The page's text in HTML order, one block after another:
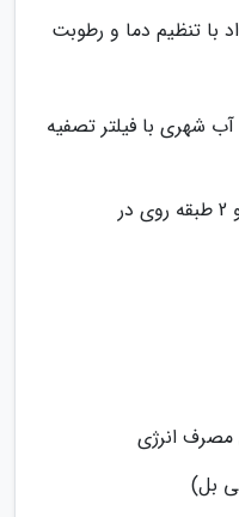
با تنظیم دما و رطوبت
شهری با فیلتر تصفیه